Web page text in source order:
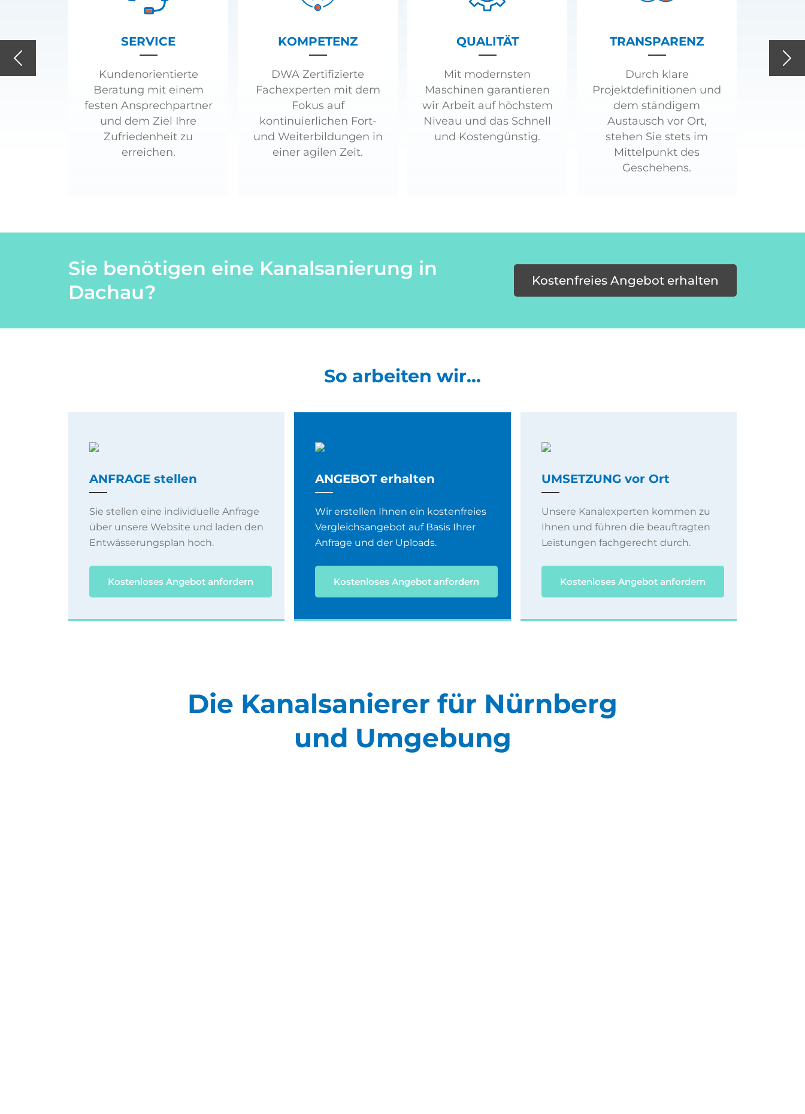
Previous
SERVICE
Kundenorientierte
Beratung mit einem
festen Ansprechpartner
und dem Ziel Ihre
Zufriedenheit zu
erreichen.
KOMPETENZ
DWA Zertifizierte
Fachexperten mit dem
Fokus auf
kontinuierlichen Fort-
und Weiterbildungen in
einer agilen Zeit.
QUALITÄT
Mit modernsten
Maschinen garantieren
wir Arbeit auf höchstem
Niveau und das Schnell
und Kostengünstig.
TRANSPARENZ
Durch klare
Projektdefinitionen und
dem ständigem
Austausch vor Ort,
stehen Sie stets im
Mittelpunkt des
Geschehens.
Sie benötigen eine Kanalsanierung in
Dachau?
Kostenfreies Angebot erhalten
So arbeiten wir...
ANFRAGE stellen
Sie stellen eine individuelle Anfrage
über unsere Website und laden den
Entwässerungsplan hoch.
Kostenloses Angebot anfordern
ANGEBOT erhalten
Wir erstellen Ihnen ein kostenfreies
Vergleichsangebot auf Basis Ihrer
Anfrage und der Uploads.
Kostenloses Angebot anfordern
UMSETZUNG vor Ort
Unsere Kanalexperten kommen zu
Ihnen und führen die beauftragten
Leistungen fachgerecht durch.
Kostenloses Angebot anfordern
Die Kanalsanierer für Nürnberg
und Umgebung